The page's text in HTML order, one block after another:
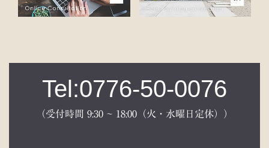
4）法令等により開示を要求された場合
とともに、外部への漏洩を防止します。
■個人情報の変更・取り消し
Tel:0776-50-0076
（受付時間 9:30 ~ 18:00（火・水曜日定休））